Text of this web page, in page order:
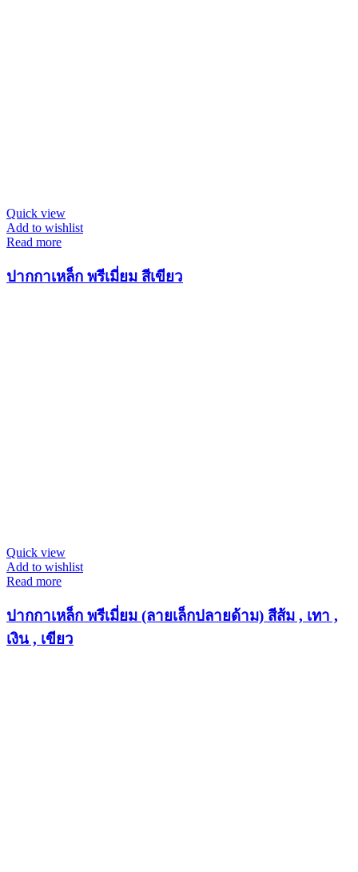
Quick view
Add to wishlist
Read more
ปากกาเหล็ก พรีเมี่ยม สีเขียว
Quick view
Add to wishlist
Read more
ปากกาเหล็ก พรีเมี่ยม (ลายเล็กปลายด้าม) สีส้ม , เทา ,
เงิน , เขียว